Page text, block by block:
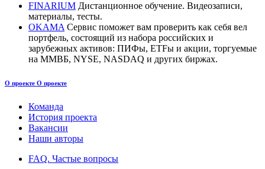
FINARIUM Дистанционное обучение. Видеозаписи,
материалы, тесты.
OKAMA Сервис поможет вам проверить как себя вел
портфель, состоящий из набора российских и
зарубежных активов: ПИФы, ETFы и акции, торгуемые
на ММВБ, NYSE, NASDAQ и других биржах.
О проекте О проекте
Команда
История проекта
Вакансии
Наши авторы
FAQ. Частые вопросы